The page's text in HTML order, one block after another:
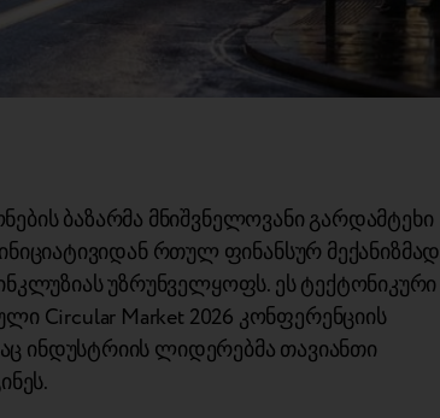
ბაზარმა მნიშვნელოვანი გარდამტეხი
რთულ ფინანსურ მექანიზმად
უზრუნველყოფს. ეს ტექტონიკური
Circular Market 2026 კონფერენციის
ინდუსტრიის ლიდერებმა თავიანთი